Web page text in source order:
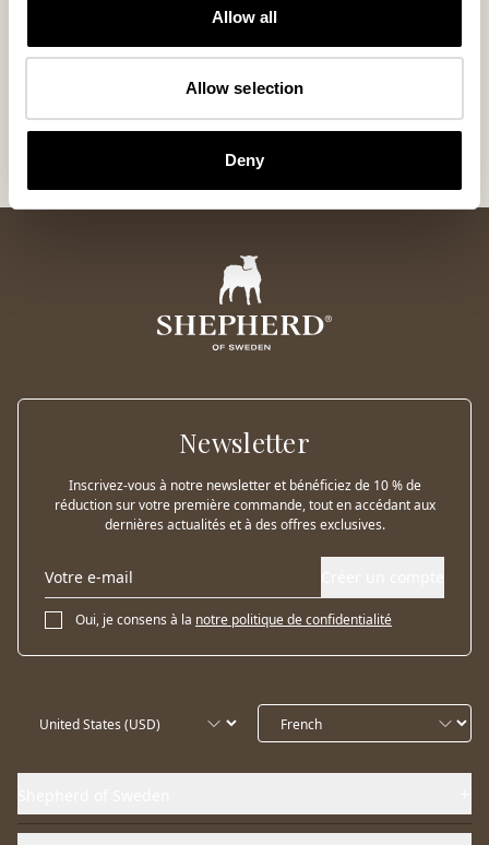
Allow all
Allow selection
Deny
+1
99 USD
6sur6Produits
Newsletter
Inscrivez-vous à notre newsletter et bénéficiez de 10 % de
réduction sur votre première commande, tout en accédant aux
dernières actualités et à des offres exclusives.
Oui, je consens à la notre politique de confidentialité